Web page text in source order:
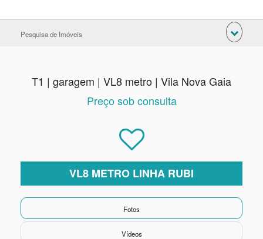
Pesquisa de Imóveis
T1 | garagem | VL8 metro | Vila Nova Gaia
Preço sob consulta
VL8 METRO LINHA RUBI
Fotos
Vídeos